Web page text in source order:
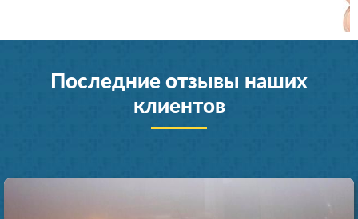
Последние отзывы наших
клиентов